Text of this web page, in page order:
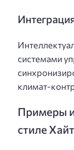
системами
климат-
Примеры
стиле